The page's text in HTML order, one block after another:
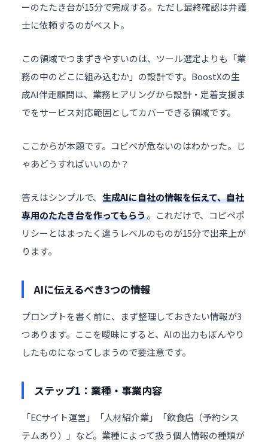
ーのたたき台が15分で完成する。ただし最終確認は弁護
士に依頼するのがベスト。
この領域でつまずきやすいのは、ツール選定よりも「業
務の中のどこに組み込むか」の設計です。BoostXの生
成AI伴走顧問は、業務ヒアリングから設計・定着支援ま
でをサービス対応範囲としてカバーできる領域です。
ここからが本題です。コピペが危ないのはわかった。じ
ゃあどうすればいいのか？
答えはシンプルで、 生成AIに自社の情報を伝えて、自社
専用のたたき台を作ってもらう。これだけで、コピペポ
リシーとはまったく違うレベルのものが15分で出来上が
ります。
AIに伝えるべき3つの情報
プロンプトを書く前に、まず整理しておきたい情報が3
つあります。ここを曖昧にすると、AIの出力もぼんやり
したものになってしまうので要注意です。
ステップ1：業種・事業内容
「ECサイト運営」「人材紹介業」「飲食店（予約シス
テムあり）」など。業種によって扱う個人情報の種類が